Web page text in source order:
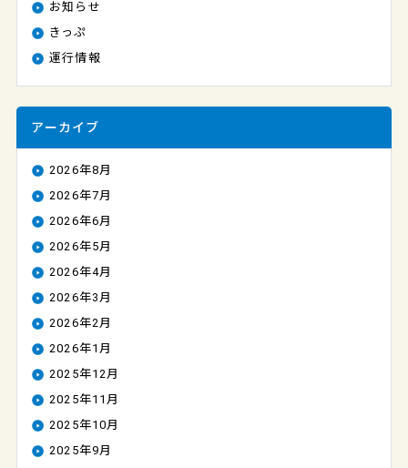
お知らせ
きっぷ
運行情報
アーカイブ
2026年8月
2026年7月
2026年6月
2026年5月
2026年4月
2026年3月
2026年2月
2026年1月
2025年12月
2025年11月
2025年10月
2025年9月